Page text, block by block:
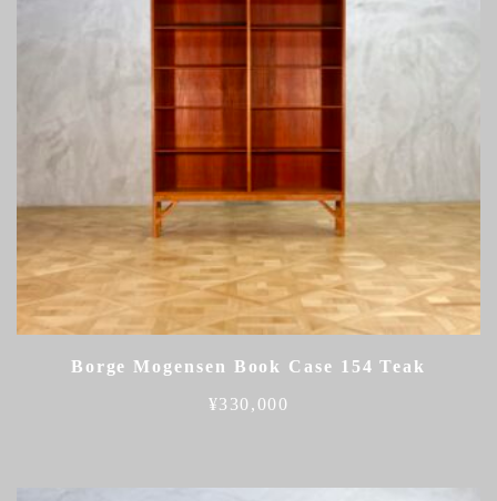
Borge Mogensen Book Case 154 Teak
¥330,000